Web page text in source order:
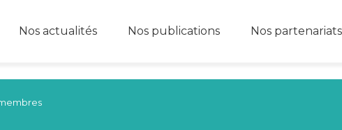
Nos actualités Nos publications Nos partenariats